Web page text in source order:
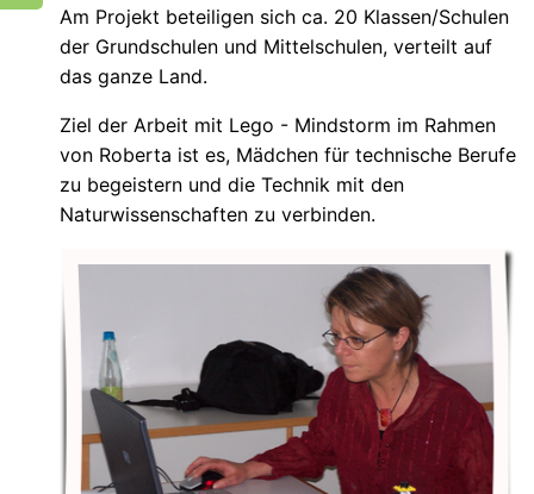
Am Projekt beteiligen sich ca. 20 Klassen/Schulen
der Grundschulen und Mittelschulen, verteilt auf
das ganze Land.
Ziel der Arbeit mit Lego - Mindstorm im Rahmen
von Roberta ist es, Mädchen für technische Berufe
zu begeistern und die Technik mit den
Naturwissenschaften zu verbinden.